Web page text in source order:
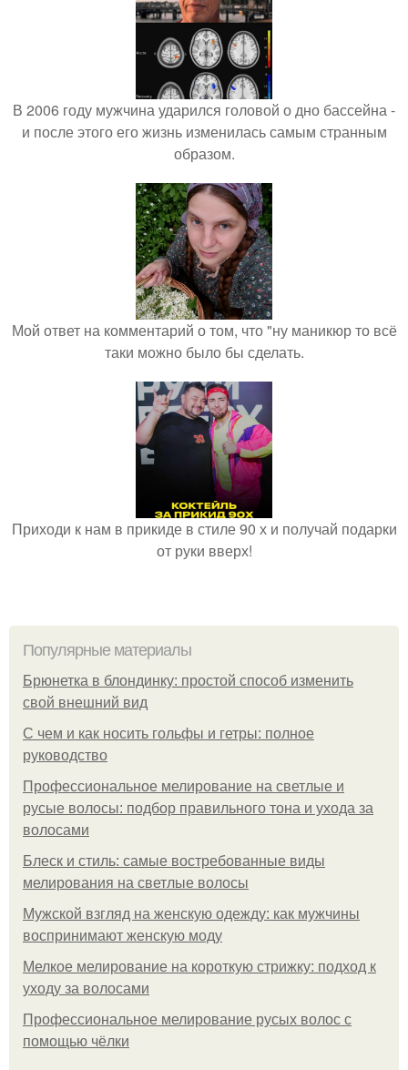
В 2006 году мужчина ударился головой о дно бассейна -
и после этого его жизнь изменилась самым странным
образом.
Мой ответ на комментарий о том, что "ну маникюр то всё
таки можно было бы сделать.
Приходи к нам в прикиде в стиле 90 х и получай подарки
от руки вверх!
Популярные материалы
Брюнетка в блондинку: простой способ изменить
свой внешний вид
С чем и как носить гольфы и гетры: полное
руководство
Профессиональное мелирование на светлые и
русые волосы: подбор правильного тона и ухода за
волосами
Блеск и стиль: самые востребованные виды
мелирования на светлые волосы
Мужской взгляд на женскую одежду: как мужчины
воспринимают женскую моду
Мелкое мелирование на короткую стрижку: подход к
уходу за волосами
Профессиональное мелирование русых волос с
помощью чёлки